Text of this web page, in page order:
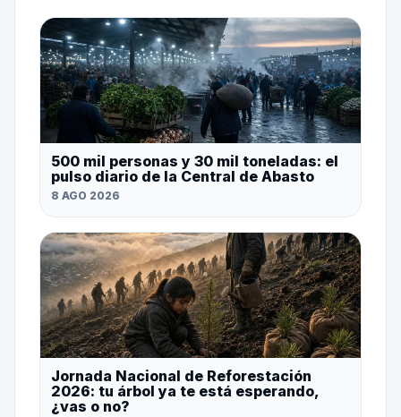
500 mil personas y 30 mil toneladas: el
pulso diario de la Central de Abasto
8 AGO 2026
Jornada Nacional de Reforestación
2026: tu árbol ya te está esperando,
¿vas o no?